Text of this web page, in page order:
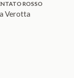
ROSSO
Verotta